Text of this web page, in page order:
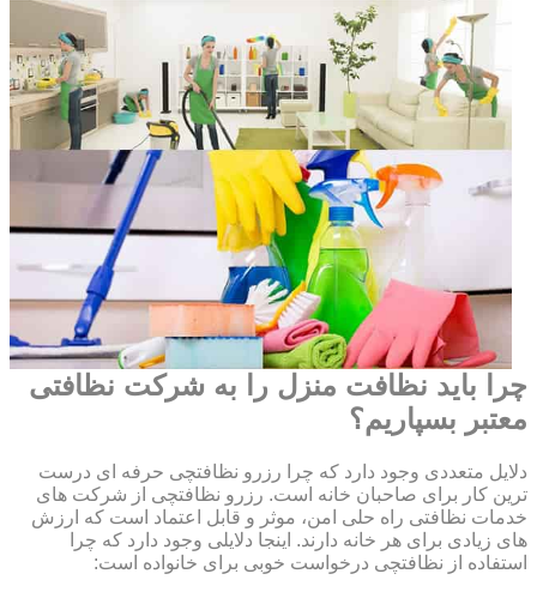
چرا باید نظافت منزل را به شرکت نظافتی
معتبر بسپاریم؟
دلایل متعددی وجود دارد که چرا رزرو نظافتچی حرفه ای درست
ترین کار برای صاحبان خانه است. رزرو نظافتچی از شرکت های
خدمات نظافتی راه حلی امن، موثر و قابل اعتماد است که ارزش
های زیادی برای هر خانه دارند. اینجا دلایلی وجود دارد که چرا
استفاده از نظافتچی درخواست خوبی برای خانواده است: